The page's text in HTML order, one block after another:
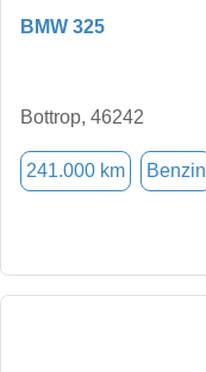
BMW 325
Bottrop, 46242
241.000 km Benzin